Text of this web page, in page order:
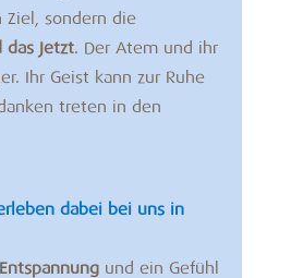
Ziel, sondern die
das Jetzt. Der Atem und ihr
Ihr Geist kann zur Ruhe
treten in den
dabei bei uns in
und ein Gefühl